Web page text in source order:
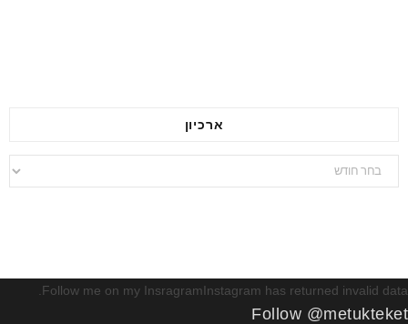
ארכיון
ארכיון
Follow me on my InsragramInstagram has returned invalid data.
Follow @metukteket